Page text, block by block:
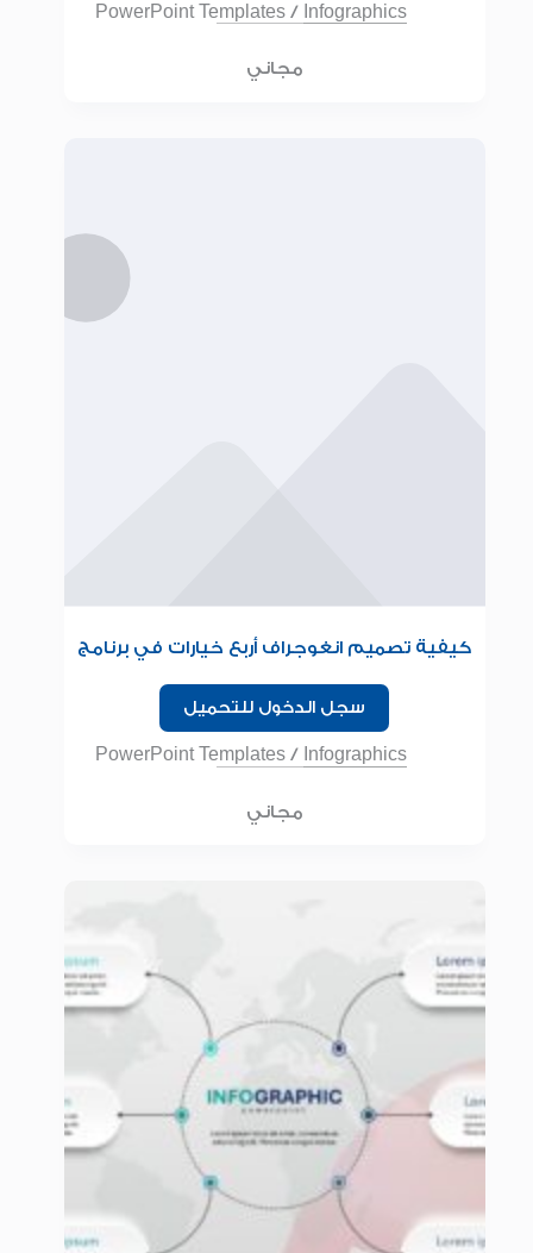
PowerPoint Templates/ Infographics
مجاني
كيفية تصميم انغوجراف أربع خيارات في برنامج
سجل الدخول للتحميل
PowerPoint Templates/ Infographics
مجاني